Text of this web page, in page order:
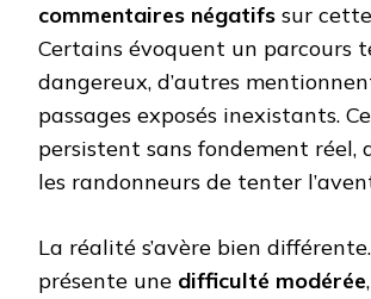
commentaires négatifs sur
Certains évoquent un parcours
dangereux, d’autres
passages exposés inexistants.
persistent sans fondement réel,
les randonneurs de tenter
La réalité s’avère bien
présente une difficulté modérée